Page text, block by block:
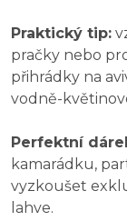
Praktický tip:
pračky nebo
přihrádky na
vodně-
Perfektní
kamarádku,
vyzkoušet
lahve.